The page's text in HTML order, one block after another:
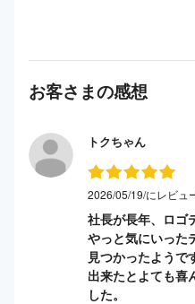
お客さまの感想
トクちゃん
2026/05/19/にレビュ
社長が長年、ロゴ
やっと気にいった
見つかったようで
出来たとよても喜
した。